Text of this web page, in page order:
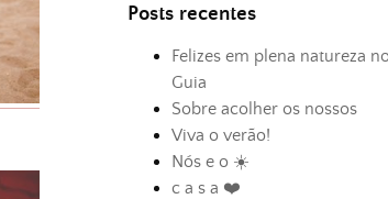
Posts recentes
Felizes em plena natureza
Guia
Sobre acolher os nossos
Viva o verão!
Nós e o ☀️
c a s a ❤️